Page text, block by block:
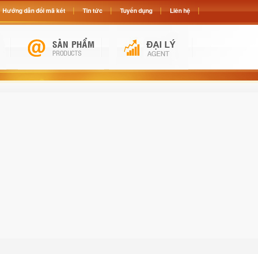
Hướng dẫn đổi mã két Tin tức Tuyển dụng Liên hệ